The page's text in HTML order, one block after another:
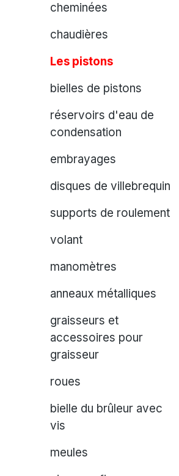
cheminées
chaudières
Les pistons
bielles de pistons
réservoirs d'eau de
condensation
embrayages
disques de villebrequin
supports de roulement
volant
manomètres
anneaux métalliques
graisseurs et
accessoires pour
graisseur
roues
bielle du brûleur avec
vis
meules